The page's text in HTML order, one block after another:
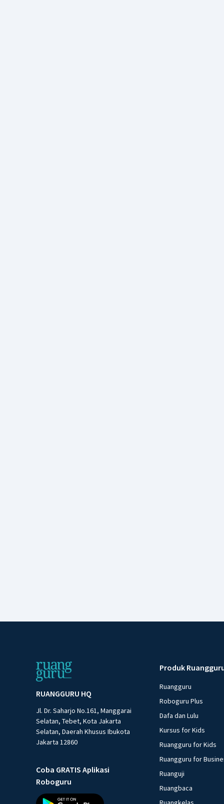
RUANGGURU HQ
Jl. Dr. Saharjo No.161, Manggarai
Selatan, Tebet, Kota Jakarta
Selatan, Daerah Khusus Ibukota
Jakarta 12860
Coba GRATIS Aplikasi
Roboguru
Produk
Ruangguru
Roboguru Plus
Dafa dan Lulu
Kursus for Kids
Ruangguru for Kids
Ruangguru for
Ruanguji
Ruangbaca